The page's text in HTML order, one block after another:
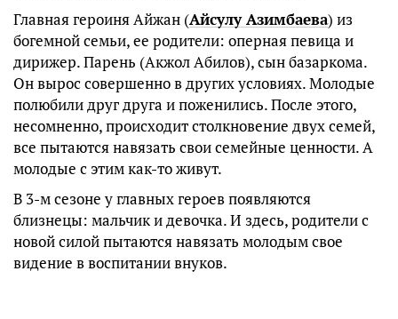
Главная героиня Айжан (Айсулу Азимбаева) из
богемной семьи, ее родители: оперная певица и
дирижер. Парень (Акжол Абилов), сын базаркома.
Он вырос совершенно в других условиях. Молодые
полюбили друг друга и поженились. После этого,
несомненно, происходит столкновение двух семей,
все пытаются навязать свои семейные ценности. А
молодые с этим как-то живут.
В 3-м сезоне у главных героев появляются
близнецы: мальчик и девочка. И здесь, родители с
новой силой пытаются навязать молодым свое
видение в воспитании внуков.